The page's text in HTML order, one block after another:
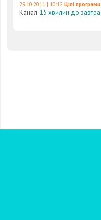
29.10.2011 | 10:12 Цілі програми
Канал:15 хвилин до завтра